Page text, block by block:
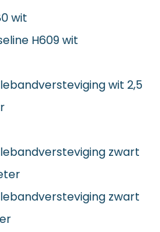
wit
H609 wit
wit 2,5
zwart
zwart